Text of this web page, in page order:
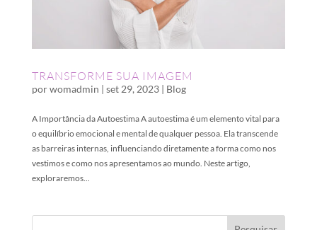
TRANSFORME SUA IMAGEM
porwomadmin | set 29, 2023| Blog
A Importância da Autoestima A autoestima é um elemento vital para
o equilíbrio emocional e mental de qualquer pessoa. Ela transcende
as barreiras internas, influenciando diretamente a forma como nos
vestimos e como nos apresentamos ao mundo. Neste artigo,
exploraremos...